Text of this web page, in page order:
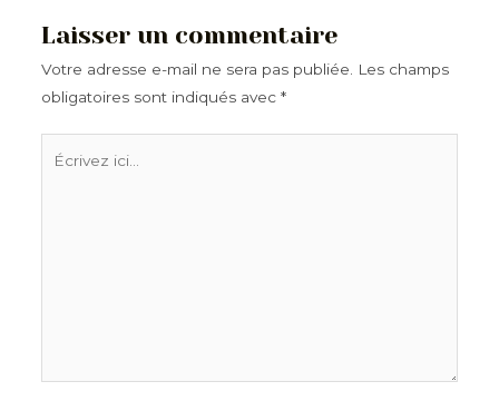
Laisser un commentaire
Votre adresse e-mail ne sera pas publiée.
Les champs
obligatoires sont indiqués avec *